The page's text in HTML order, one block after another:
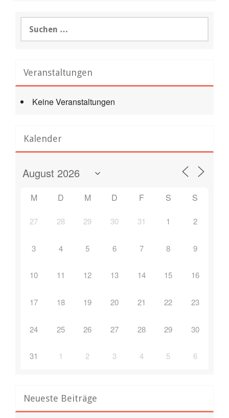
nach:
Veranstaltungen
Keine Veranstaltungen
Kalender
M D M D F S S
27 28 29 30 31 1 2
3 4 5 6 7 8 9
10 11 12 13 14 15 16
17 18 19 20 21 22 23
24 25 26 27 28 29 30
31 1 2 3 4 5 6
Neueste Beiträge